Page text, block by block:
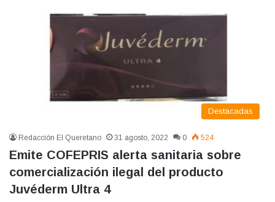
Destacadas
Redacción El Queretano 31 agosto, 2022 0 524
Emite COFEPRIS alerta sanitaria sobre
comercialización ilegal del producto
Juvéderm Ultra 4